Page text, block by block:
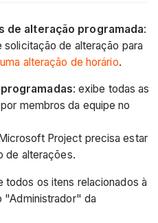
de alteração programada:
de alteração para
alteração de horário.
: exibe todas as
membros da equipe no
Project precisa estar
de alterações.
todos os itens relacionados à
"Administrador" da